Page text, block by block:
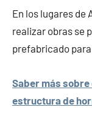
En los lugares de
realizar obras se
prefabricado
Saber más
estructura de